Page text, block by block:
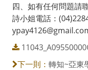
四、如有任何問題請
詩小姐電話：
下一則： 轉知~亞東